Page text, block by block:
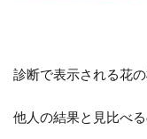
診断で表示される花
他人の結果と見比べ